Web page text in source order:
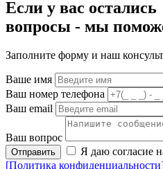
Если у вас остались
вопросы - мы
Заполните форму и наш
Ваше имя
Ваш номер телефона
Ваш email
Ваш вопрос
Отправить
Я даю согласие
[Политика